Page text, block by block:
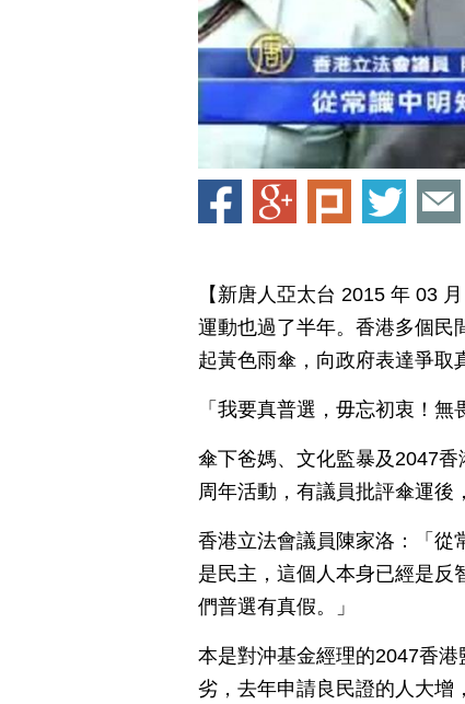
【新唐人亞太台 2015 年 03
運動也過了半年。香港多個民
起黃色雨傘，向政府表達爭取
「我要真普選，毋忘初衷！無
傘下爸媽、文化監暴及2047
周年活動，有議員批評傘運後
香港立法會議員陳家洛：「從
是民主，這個人本身已經是反
們普選有真假。」
本是對沖基金經理的2047香
劣，去年申請良民證的人大增